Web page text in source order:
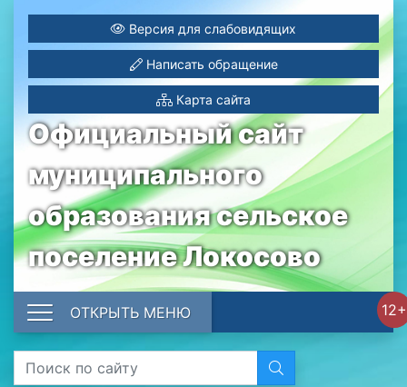
Официальный сайт
муниципального
образования сельское
поселение Локосово
Версия для слабовидящих
Написать обращение
Карта сайта
12+
ОТКРЫТЬ МЕНЮ